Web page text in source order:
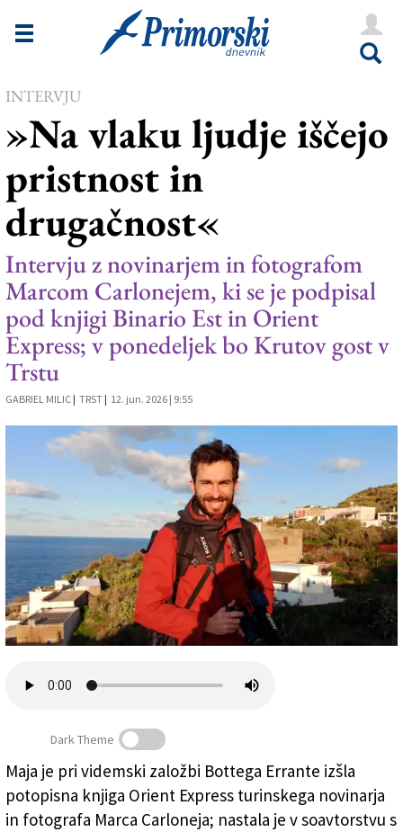
Novice
Goriška
Kultura
Šport
Še
Vreme
V Kioskih
Uredništvo
Oglasi
Založnik
Zadruga PD
Naročnine
INTERVJU
»Na vlaku ljudje iščejo
pristnost in
drugačnost«
Intervju z novinarjem in fotografom
Marcom Carlonejem, ki se je podpisal
pod knjigi Binario Est in Orient
Express; v ponedeljek bo Krutov gost v
Trstu
GABRIEL MILIC | TRST | 12. jun. 2026 | 9:55
Marco Carlone (OSEBNI ARHIV)
Dark Theme
Maja je pri videmski založbi Bottega Errante izšla
potopisna knjiga Orient Express turinskega novinarja
in fotografa Marca Carloneja; nastala je v soavtorstvu s